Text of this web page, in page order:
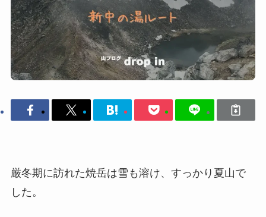
厳冬期に訪れた焼岳は雪も溶け、すっかり夏山で
した。